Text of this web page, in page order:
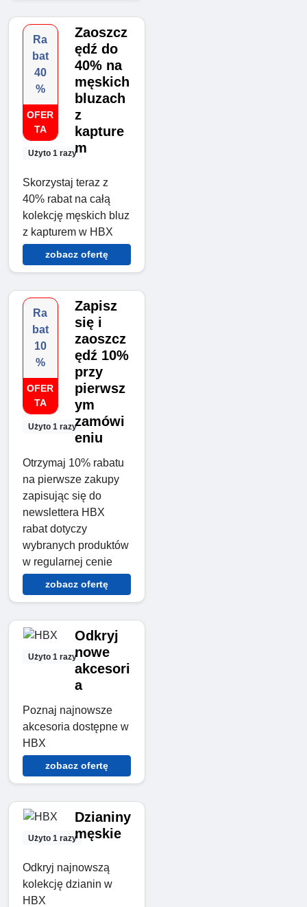
Ra
bat
40
%
OFER
TA
Użyto 1 razy
Zaoszcz
ędź do
40% na
męskich
bluzach
z
kapture
m
Skorzystaj teraz z
40% rabat na całą
kolekcję męskich bluz
z kapturem w HBX
zobacz ofertę
Ra
bat
10
%
OFER
TA
Użyto 1 razy
Zapisz
się i
zaoszcz
ędź 10%
przy
pierwsz
ym
zamówi
eniu
Otrzymaj 10% rabatu
na pierwsze zakupy
zapisując się do
newslettera HBX
rabat dotyczy
wybranych produktów
w regularnej cenie
zobacz ofertę
Użyto 1 razy
Odkryj
nowe
akcesori
a
Poznaj najnowsze
akcesoria dostępne w
HBX
zobacz ofertę
Użyto 1 razy
Dzianiny
męskie
Odkryj najnowszą
kolekcję dzianin w
HBX